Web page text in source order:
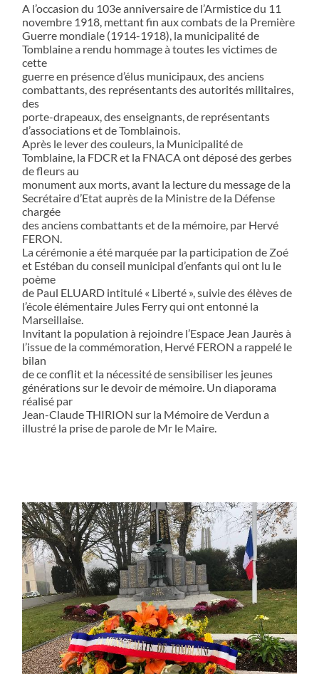
A l’occasion du 103e anniversaire de l’Armistice du 11
novembre 1918, mettant fin aux combats de la Première
Guerre mondiale (1914-1918), la municipalité de
Tomblaine a rendu hommage à toutes les victimes de
cette
guerre en présence d’élus municipaux, des anciens
combattants, des représentants des autorités militaires,
des
porte-drapeaux, des enseignants, de représentants
d’associations et de Tomblainois.
Après le lever des couleurs, la Municipalité de
Tomblaine, la FDCR et la FNACA ont déposé des gerbes
de fleurs au
monument aux morts, avant la lecture du message de la
Secrétaire d’Etat auprès de la Ministre de la Défense
chargée
des anciens combattants et de la mémoire, par Hervé
FERON.
La cérémonie a été marquée par la participation de Zoé
et Estéban du conseil municipal d’enfants qui ont lu le
poème
de Paul ELUARD intitulé « Liberté », suivie des élèves de
l’école élémentaire Jules Ferry qui ont entonné la
Marseillaise.
Invitant la population à rejoindre l’Espace Jean Jaurès à
l’issue de la commémoration, Hervé FERON a rappelé le
bilan
de ce conflit et la nécessité de sensibiliser les jeunes
générations sur le devoir de mémoire. Un diaporama
réalisé par
Jean-Claude THIRION sur la Mémoire de Verdun a
illustré la prise de parole de Mr le Maire.